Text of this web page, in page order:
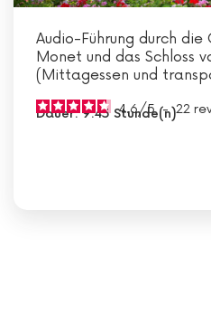
Audio-Führung durch
Monet und das Schloss
(Mittagessen und
4.6/5- 22
Dauer: 9:45 Stunde(n)